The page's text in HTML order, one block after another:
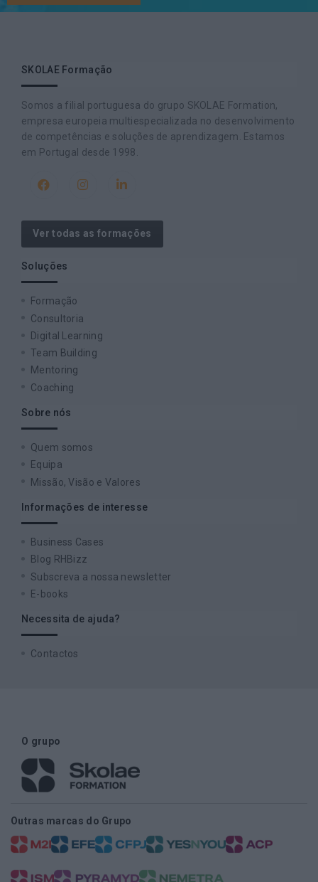
SKOLAE Formação
Somos a filial portuguesa do grupo SKOLAE Formation,
empresa europeia multiespecializada no desenvolvimento
de competências e soluções de aprendizagem. Estamos
em Portugal desde 1998.
Ver todas as formações
Soluções
Formação
Consultoria
Digital Learning
Team Building
Mentoring
Coaching
Sobre nós
Quem somos
Equipa
Missão, Visão e Valores
Informações de interesse
Business Cases
Blog RHBizz
Subscreva a nossa newsletter
E-books
Necessita de ajuda?
Contactos
O grupo
Outras marcas do Grupo